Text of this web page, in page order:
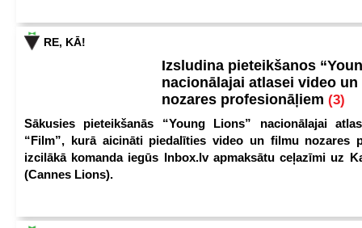
RE, KĀ!
Izsludina pieteikšanos
nacionālajai atlasei video
nozares profesionāļiem (3)
Sākusies pieteikšanās “Young Lions” nacionālajai
“Film”, kurā aicināti piedalīties video un filmu nozares
izcilākā komanda iegūs Inbox.lv apmaksātu ceļazīmi uz
(Cannes Lions).